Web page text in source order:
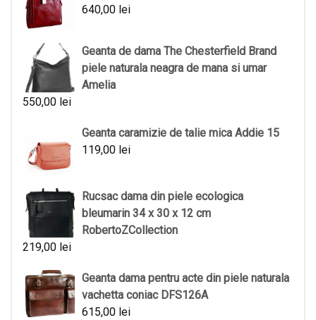
640,00 lei
Geanta de dama The Chesterfield Brand
piele naturala neagra de mana si umar
Amelia
550,00 lei
Geanta caramizie de talie mica Addie 15
119,00 lei
Rucsac dama din piele ecologica
bleumarin 34 x 30 x 12 cm
RobertoZCollection
219,00 lei
Geanta dama pentru acte din piele naturala
vachetta coniac DFS126A
615,00 lei